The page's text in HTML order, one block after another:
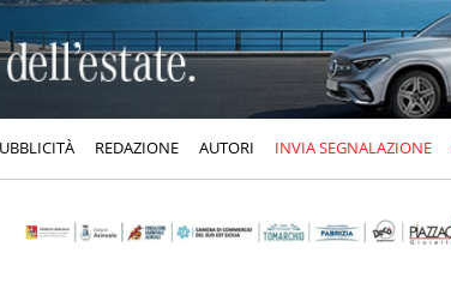
REDAZIONE AUTORI INVIA SEGNALAZIONE